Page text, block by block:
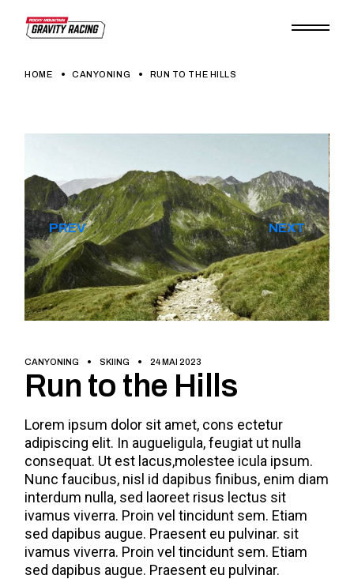
HOME CANYONING RUN TO THE HILLS
PREV NEXT
CANYONING SKIING 24 MAI 2023
Run to the Hills
Lorem ipsum dolor sit amet, cons ectetur
adipiscing elit. In augueligula, feugiat ut nulla
consequat. Ut est lacus,molestee icula ipsum.
Nunc faucibus, nisl id dapibus finibus, enim diam
interdum nulla, sed laoreet risus lectus sit
ivamus viverra. Proin vel tincidunt sem. Etiam
sed dapibus augue. Praesent eu pulvinar. sit
ivamus viverra. Proin vel tincidunt sem. Etiam
sed dapibus augue. Praesent eu pulvinar.